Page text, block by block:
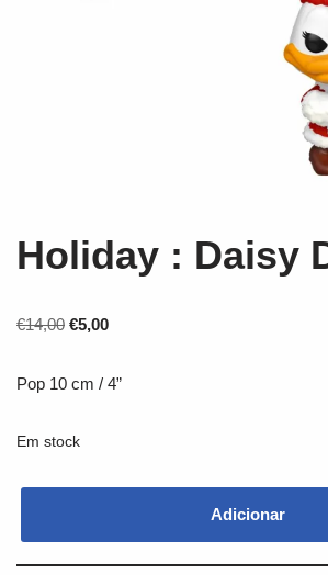
Holiday : Daisy
€14,00 €5,00
Pop 10 cm / 4”
Em stock
Adicionar